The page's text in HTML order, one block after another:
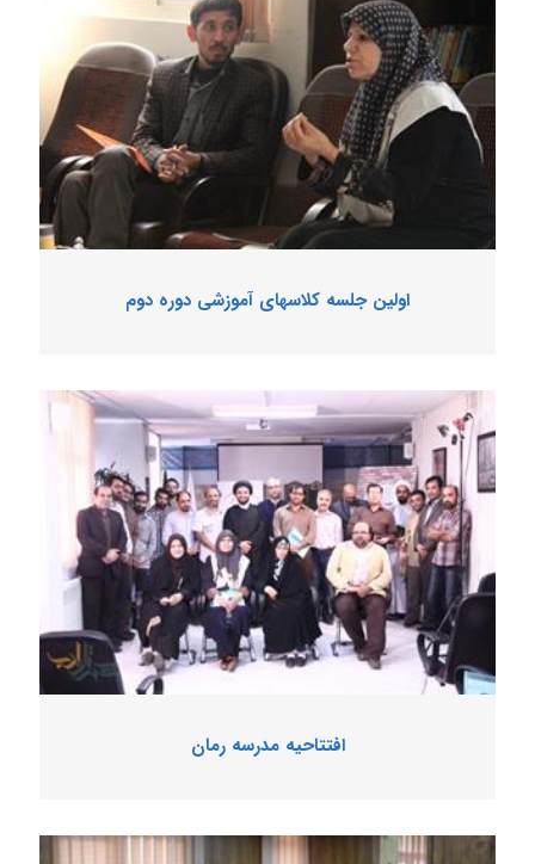
اولین جلسه کلاسهای آموزشی دوره دوم
افتتاحیه مدرسه رمان